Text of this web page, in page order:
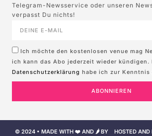
Telegram-Newsservice oder unseren
verpasst Du nichts!
Ich möchte den kostenlosen venue mag
ich kann das Abo jederzeit wieder kündigen.
Datenschutzerklärung habe ich zur Kenntnis
ABONNIEREN
© 2024 • MADE WITH ❤️ AND 🌶️ BY
HOSTED